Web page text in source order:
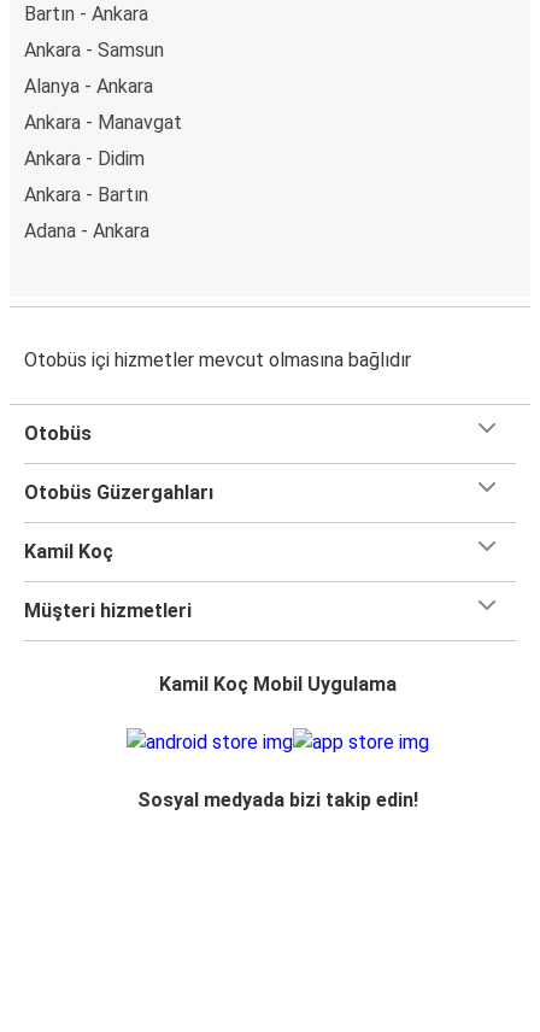
Bartın - Ankara
Ankara - Samsun
Alanya - Ankara
Ankara - Manavgat
Ankara - Didim
Ankara - Bartın
Adana - Ankara
Otobüs içi hizmetler mevcut olmasına bağlıdır
Otobüs
Otobüs Güzergahları
Kamil Koç
Müşteri hizmetleri
Kamil Koç Mobil Uygulama
Sosyal medyada bizi takip edin!